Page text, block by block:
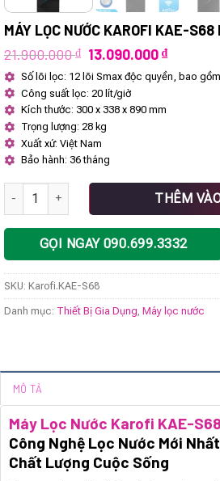
MÁY LỌC NƯỚC KAROFI KAE-S68
21.900.000₫ Giá
là:
21.900.000 ₫.
13.090.000₫Giá
hiện
tại
Số lõi lọc: 12 lõi Smax độc quyền, bao
Công suất lọc: 20 lít/giờ
Kích thước: 300 x 338 x 890 mm
Trọng lượng: 28 kg
Xuất xứ: Việt Nam
Bảo hành: 36 tháng
Máy lọc nước Karofi KAE-S68 Hydro-ion
THÊM
GỌI NGAY 090.699.3332
SKU: Karofi.KAE-S68
Danh mục: Thiết Bị Gia Dụng Máy lọc nước
MÔ TẢ
Máy Lọc Nước Karofi KAE-
Công Nghệ Lọc Nước Mới
Chất Lượng Cuộc Sống